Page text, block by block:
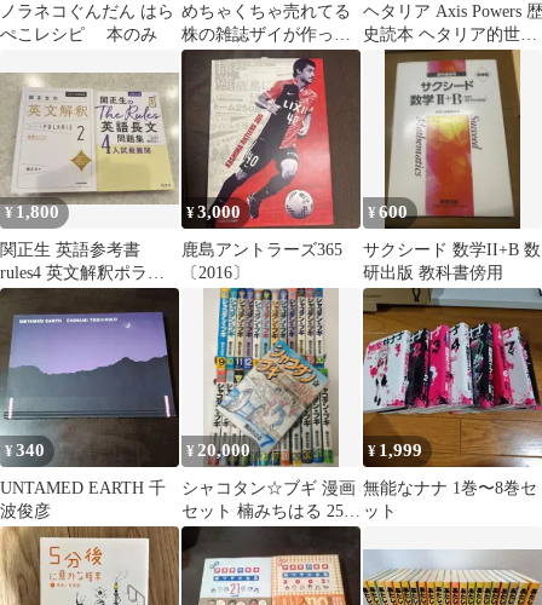
ノラネコぐんだん はら
ぺこレシピ 本のみ
めちゃくちゃ売れてる
株の雑誌ザイが作った
「株」入門 改訂第3版
ヘタリア Axis Powers 歴
史読本 ヘタリア的世界
遺産 Ⅲ フランス革…
¥ 1,800
関正生 英語参考書
rules4 英文解釈ポラリ
ス2
¥3,000
鹿島アントラーズ365
〔2016〕
¥600
サクシード 数学II+B 数
研出版 教科書傍用
¥340
UNTAMED EARTH 千
波俊彦
¥ 20,000
シャコタン☆ブギ 漫画
セット 楠みちはる 25巻
全巻初版
¥ 1,999
無能なナナ 1巻〜8巻セ
ット